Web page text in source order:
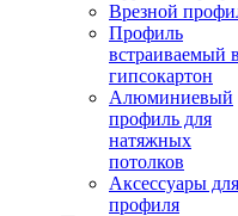
Врезной
Профиль
встраиваемый в
гипсокартон
Алюминиевый
профиль для
натяжных
потолков
Аксессуары для
профиля